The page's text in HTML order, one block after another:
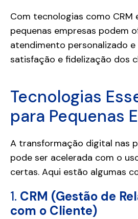
Com tecnologias como CRM
pequenas empresas podem
atendimento personalizado
satisfação e fidelização dos
Tecnologias
para Pequenas
A transformação digital nas
pode ser acelerada com o
certas. Aqui estão algumas
1. CRM (Gestão de
com o Cliente)